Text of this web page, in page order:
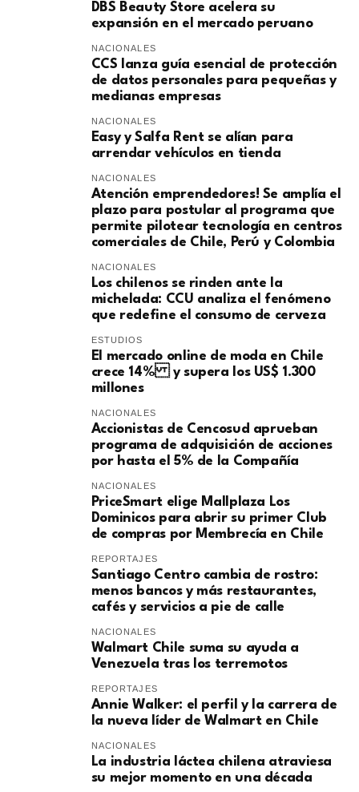
DBS Beauty Store acelera su
expansión en el mercado peruano
NACIONALES
CCS lanza guía esencial de protección
de datos personales para pequeñas y
medianas empresas
NACIONALES
Easy y Salfa Rent se alían para
arrendar vehículos en tienda
NACIONALES
Atención emprendedores! Se amplía el
plazo para postular al programa que
permite pilotear tecnología en centros
comerciales de Chile, Perú y Colombia
NACIONALES
Los chilenos se rinden ante la
michelada: CCU analiza el fenómeno
que redefine el consumo de cerveza
ESTUDIOS
El mercado online de moda en Chile
crece 14% y supera los US$ 1.300
millones
NACIONALES
Accionistas de Cencosud aprueban
programa de adquisición de acciones
por hasta el 5% de la Compañía
NACIONALES
PriceSmart elige Mallplaza Los
Dominicos para abrir su primer Club
de compras por Membrecía en Chile
REPORTAJES
Santiago Centro cambia de rostro:
menos bancos y más restaurantes,
cafés y servicios a pie de calle
NACIONALES
Walmart Chile suma su ayuda a
Venezuela tras los terremotos
REPORTAJES
Annie Walker: el perfil y la carrera de
la nueva líder de Walmart en Chile
NACIONALES
La industria láctea chilena atraviesa
su mejor momento en una década